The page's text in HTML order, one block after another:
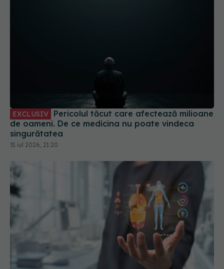
de oameni. De ce medicina nu poate vindeca
31 iul 2026, 21:20
Semnul care poate indica un risc ascuns de
diabet. Ce au descoperit cercetătorii